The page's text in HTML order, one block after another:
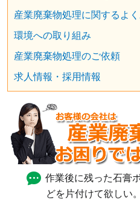
産業廃棄物処理に関するよ
環境への取り組み
産業廃棄物処理のご依頼
求人情報・採用情報
作業後に残った石膏
どを片付けて欲しい。